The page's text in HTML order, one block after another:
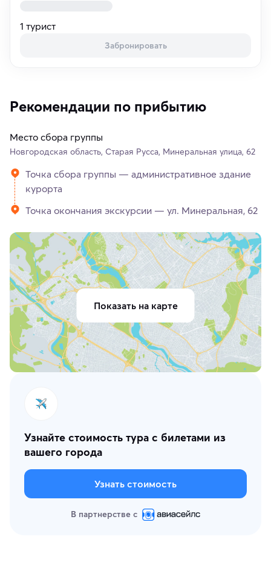
1 турист
Забронировать
Рекомендации по прибытию
Место сбора группы
Новгородская область, Старая Русса, Минеральная улица, 62
Точка сбора группы — административное здание
курорта
Точка окончания экскурсии — ул. Минеральная, 62
Показать на карте
Узнайте стоимость тура с билетами из
вашего города
Узнать стоимость
В партнерстве с